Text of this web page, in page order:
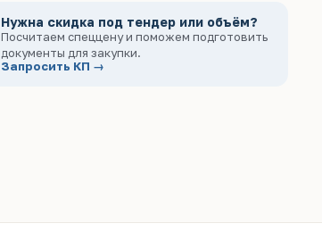
Нужна скидка под тендер или объём?
Посчитаем спеццену и поможем подготовить
документы для закупки.
Запросить КП →